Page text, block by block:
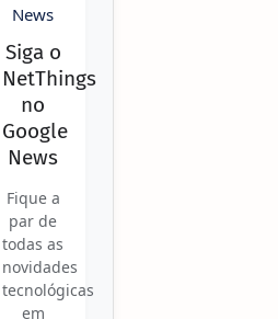
Siga o
NetThings
no
Google
News
Fique a
par de
todas as
novidades
tecnológicas
em